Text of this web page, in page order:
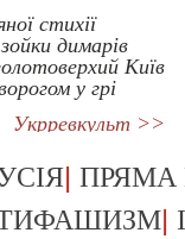
стихії
димарів
Київ
у грі
Укрревкульт >>
| ПРЯМА
|